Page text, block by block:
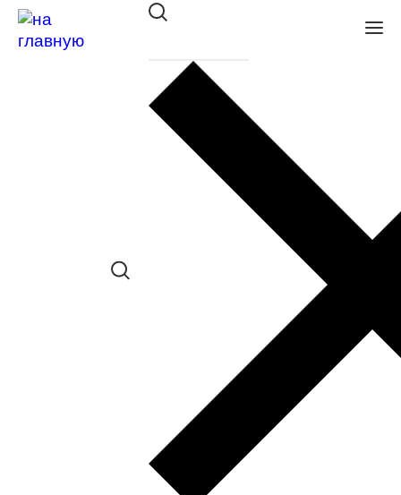
Оправа VENTO/VENTOE дет. VJ
в наличии (До 5 шт.) *наличие товара в
конкретном салоне необходимо
Заказать примерку
Закажите понравившуюся модель
в ближайший салон “Оптик-Экспресс”.